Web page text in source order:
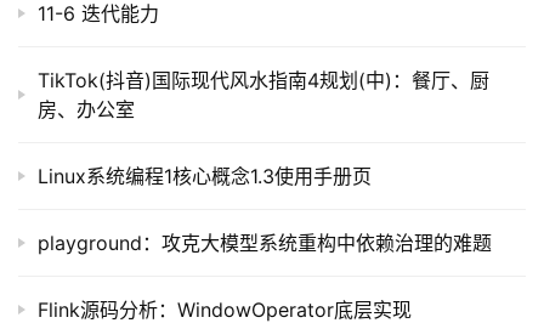
11-6 迭代能力
TikTok(抖音)国际现代风水指南4规划(中)：餐厅、厨
房、办公室
Linux系统编程1核心概念1.3使用手册页
playground：攻克大模型系统重构中依赖治理的难题
Flink源码分析：WindowOperator底层实现